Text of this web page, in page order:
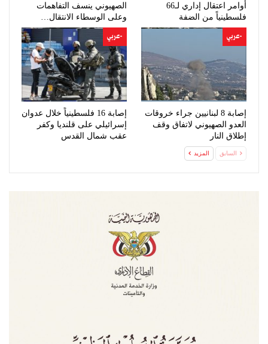
أوامر اعتقال إداري لـ66
فلسطينياً من الضفة
الصهيوني ينسف التفاهمات
وعلى الوسطاء الانتقال…
-عربي
إصابة 8 لبنانيين جراء خروقات
العدو الصهيوني لاتفاق وقف
إطلاق النار
-عربي
إصابة 16 فلسطينياً خلال عدوان
إسرائيلي على قلنديا وكفر
عقب شمال القدس
السابق المزيد